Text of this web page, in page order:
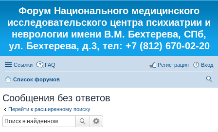
Форум Национального медицинского
исследовательского центра психиатрии и
неврологии имени В.М. Бехтерева, СПб,
ул. Бехтерева, д.3, тел: +7 (812) 670-02-20
Ссылки FAQ Вход
Регистрация
Список форумов
Сообщения без ответов
Перейти к расширенному поиску